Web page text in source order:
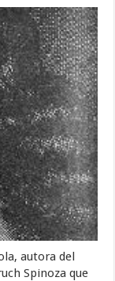
autora del
Spinoza que